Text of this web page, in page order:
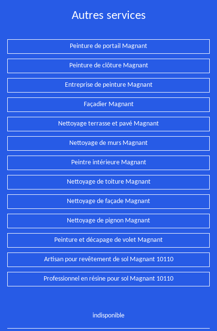
Autres services
Peinture de portail Magnant
Peinture de clôture Magnant
Entreprise de peinture Magnant
Façadier Magnant
Nettoyage terrasse et pavé Magnant
Nettoyage de murs Magnant
Peintre intérieure Magnant
Nettoyage de toiture Magnant
Nettoyage de façade Magnant
Nettoyage de pignon Magnant
Peinture et décapage de volet Magnant
Artisan pour revêtement de sol Magnant 10110
Professionnel en résine pour sol Magnant 10110
indisponible